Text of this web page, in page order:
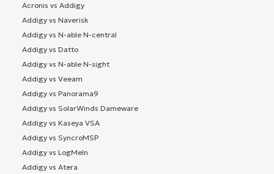
Acronis vs Addigy
Addigy vs Naverisk
Addigy vs N-able N-central
Addigy vs Datto
Addigy vs N-able N-sight
Addigy vs Veeam
Addigy vs Panorama9
Addigy vs SolarWinds Dameware
Addigy vs Kaseya VSA
Addigy vs SyncroMSP
Addigy vs LogMeIn
Addigy vs Atera